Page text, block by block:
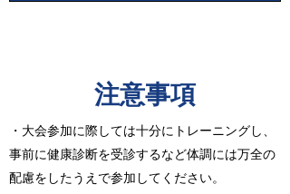
​注意事項
・大会参加に際しては十分にトレーニングし、
事前に健康診断を受診するなど体調には万全の
配慮をしたうえで参加してください。